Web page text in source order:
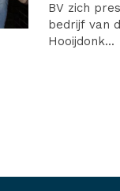
BV zich
bedrijf van
Hooijdonk...